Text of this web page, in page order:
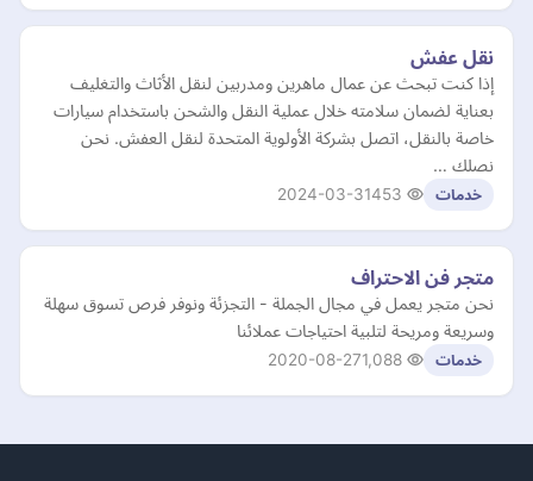
نقل عفش
إذا كنت تبحث عن عمال ماهرين ومدربين لنقل الأثاث والتغليف
بعناية لضمان سلامته خلال عملية النقل والشحن باستخدام سيارات
خاصة بالنقل، اتصل بشركة الأولوية المتحدة لنقل العفش. نحن
نصلك …
خدمات 2024-03-31
متجر فن الاحتراف
نحن متجر يعمل في مجال الجملة - التجزئة ونوفر فرص تسوق سهلة
وسريعة ومريحة لتلبية احتياجات عملائنا
خدمات 2020-08-27